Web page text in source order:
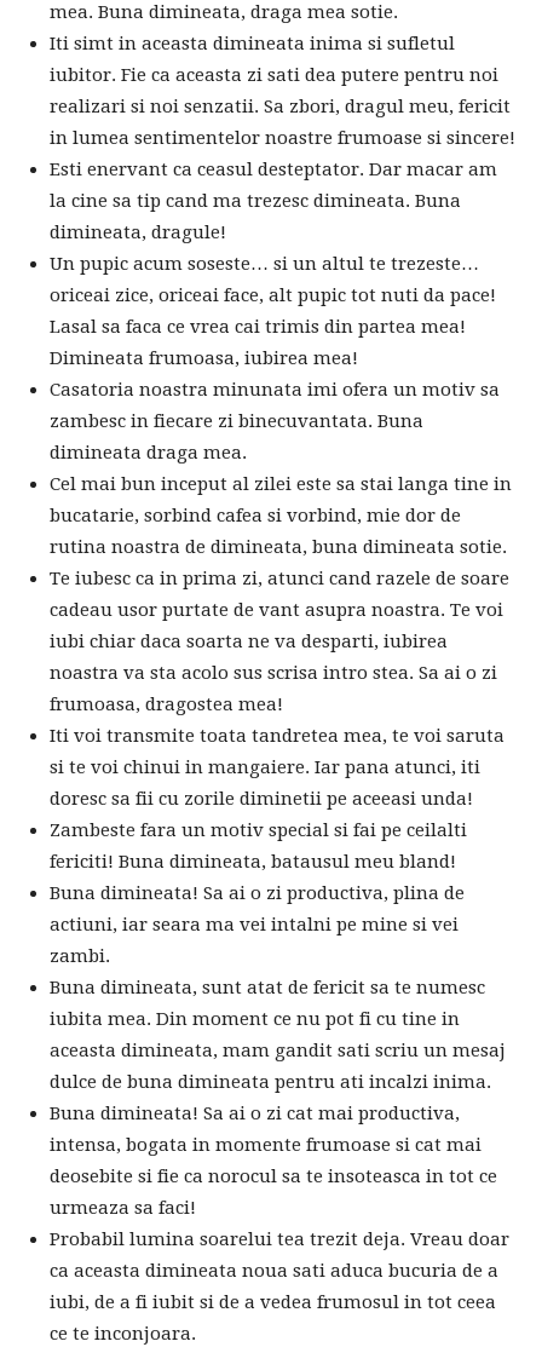
mea. Buna dimineata, draga mea sotie.
Iti simt in aceasta dimineata inima si sufletul
iubitor. Fie ca aceasta zi sati dea putere pentru noi
realizari si noi senzatii. Sa zbori, dragul meu, fericit
in lumea sentimentelor noastre frumoase si sincere!
Esti enervant ca ceasul desteptator. Dar macar am
la cine sa tip cand ma trezesc dimineata. Buna
dimineata, dragule!
Un pupic acum soseste… si un altul te trezeste…
oriceai zice, oriceai face, alt pupic tot nuti da pace!
Lasal sa faca ce vrea cai trimis din partea mea!
Dimineata frumoasa, iubirea mea!
Casatoria noastra minunata imi ofera un motiv sa
zambesc in fiecare zi binecuvantata. Buna
dimineata draga mea.
Cel mai bun inceput al zilei este sa stai langa tine in
bucatarie, sorbind cafea si vorbind, mie dor de
rutina noastra de dimineata, buna dimineata sotie.
Te iubesc ca in prima zi, atunci cand razele de soare
cadeau usor purtate de vant asupra noastra. Te voi
iubi chiar daca soarta ne va desparti, iubirea
noastra va sta acolo sus scrisa intro stea. Sa ai o zi
frumoasa, dragostea mea!
Iti voi transmite toata tandretea mea, te voi saruta
si te voi chinui in mangaiere. Iar pana atunci, iti
doresc sa fii cu zorile diminetii pe aceeasi unda!
Zambeste fara un motiv special si fai pe ceilalti
fericiti! Buna dimineata, batausul meu bland!
Buna dimineata! Sa ai o zi productiva, plina de
actiuni, iar seara ma vei intalni pe mine si vei
zambi.
Buna dimineata, sunt atat de fericit sa te numesc
iubita mea. Din moment ce nu pot fi cu tine in
aceasta dimineata, mam gandit sati scriu un mesaj
dulce de buna dimineata pentru ati incalzi inima.
Buna dimineata! Sa ai o zi cat mai productiva,
intensa, bogata in momente frumoase si cat mai
deosebite si fie ca norocul sa te insoteasca in tot ce
urmeaza sa faci!
Probabil lumina soarelui tea trezit deja. Vreau doar
ca aceasta dimineata noua sati aduca bucuria de a
iubi, de a fi iubit si de a vedea frumosul in tot ceea
ce te inconjoara.